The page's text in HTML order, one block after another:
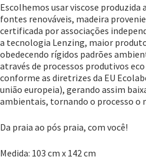
Escolhemos usar viscose
fontes renováveis, madeira
certificada por associações
a tecnologia Lenzing, maior
obedecendo rígidos padrões
através de processos produtivos
conforme as diretrizes da EU
união europeia), gerando assim
ambientais, tornando o processo o
Da praia ao pós praia, com você!
Medida: 103 cm x 142 cm